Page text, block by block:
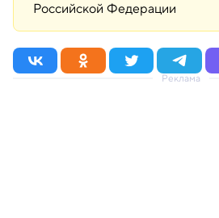
Российской Федерации
Реклама